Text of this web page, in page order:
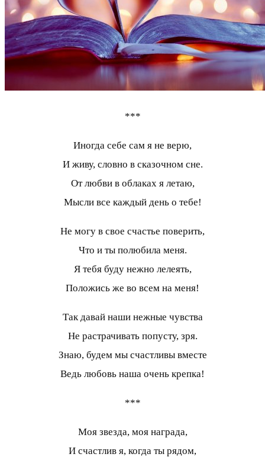
***
Иногда себе сам я не верю,
И живу, словно в сказочном сне.
От любви в облаках я летаю,
Мысли все каждый день о тебе!
Не могу в свое счастье поверить,
Что и ты полюбила меня.
Я тебя буду нежно лелеять,
Положись же во всем на меня!
Так давай наши нежные чувства
Не растрачивать попусту, зря.
Знаю, будем мы счастливы вместе
Ведь любовь наша очень крепка!
***
Моя звезда, моя награда,
И счастлив я, когда ты рядом,